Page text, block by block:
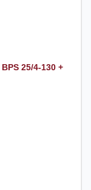
25/4-130 +